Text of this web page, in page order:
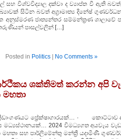
සහ විශ්වවිද්‍යාල දක්වා ද ව්‍යාප්ත වී
සිටින බවත් අග්‍රාමාත්‍ය දිනේෂ් ගුණවර්ධන
අනුස්මරණ ජාත්‍යන්තර සම්මන්ත්‍රණ
පාසල්වලින් […]
Posted in Politics| No Comments »
ශක්තිමත් කරන්න අපි
මහතා
ප්‍රේක්ෂාගාරයක්… · කොට්ටාව
2024 විමධ්‍යගත අයවැය
මහතා සහ පාර්ලිමේන්තු මන්ත්‍රී යදාමිණී